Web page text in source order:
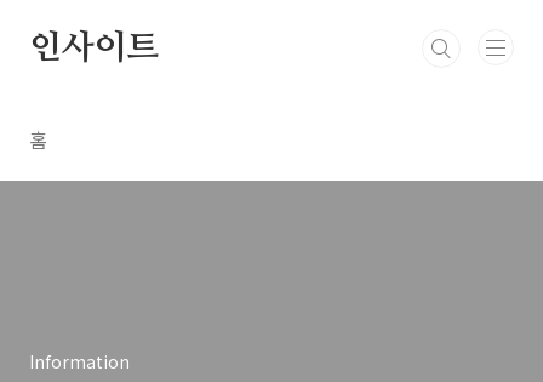
인사이트
홈
Information